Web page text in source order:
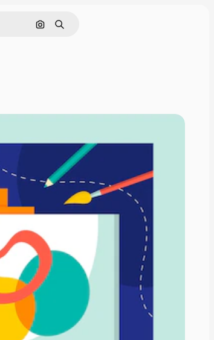
Nach Bild suchen
Suchen